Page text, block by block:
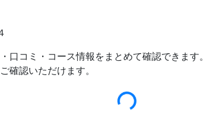
口コミ・コース情報をまとめて確認できます
確認いただけます。